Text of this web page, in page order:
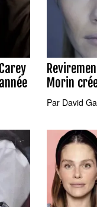
Morin
Par David